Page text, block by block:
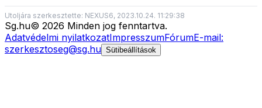
Utoljára szerkesztette: NEXUS6, 2023.10.24. 11:29:38
Sg.hu© 2026 Minden jog fenntartva.
Adatvédelmi nyilatkozatImpresszumFórumE-mail:
szerkesztoseg@sg.hu Sütibeállítások